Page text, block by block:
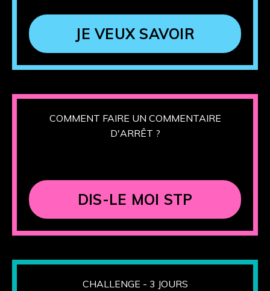
JE VEUX SAVOIR
COMMENT FAIRE UN COMMENTAIRE
D'ARRÊT ?
DIS-LE MOI STP
CHALLENGE - 3 JOURS